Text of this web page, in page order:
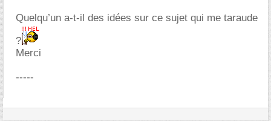
Quelqu’un a-t-il des idées sur ce sujet qui me taraude
?
Merci
-----